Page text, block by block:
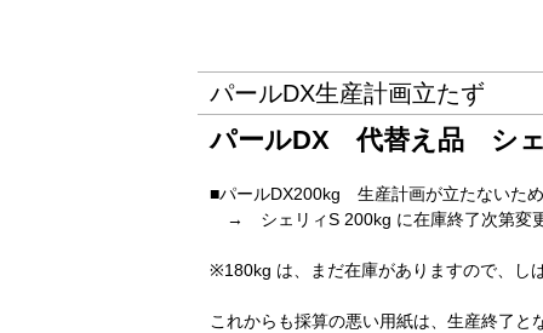
パールDX生産計画立たず
パールDX 代替え品 シ
■パールDX200kg 生産計画が立たないた
→ シェリィS 200kg に在庫終了次第変
※180kg は、まだ在庫がありますので、し
これからも採算の悪い用紙は、生産終了と